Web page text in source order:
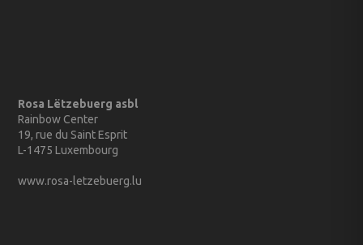
Rosa Lëtzebuerg asbl
Rainbow Center
19, rue du Saint Esprit
L-1475 Luxembourg
www.rosa-letzebuerg.lu